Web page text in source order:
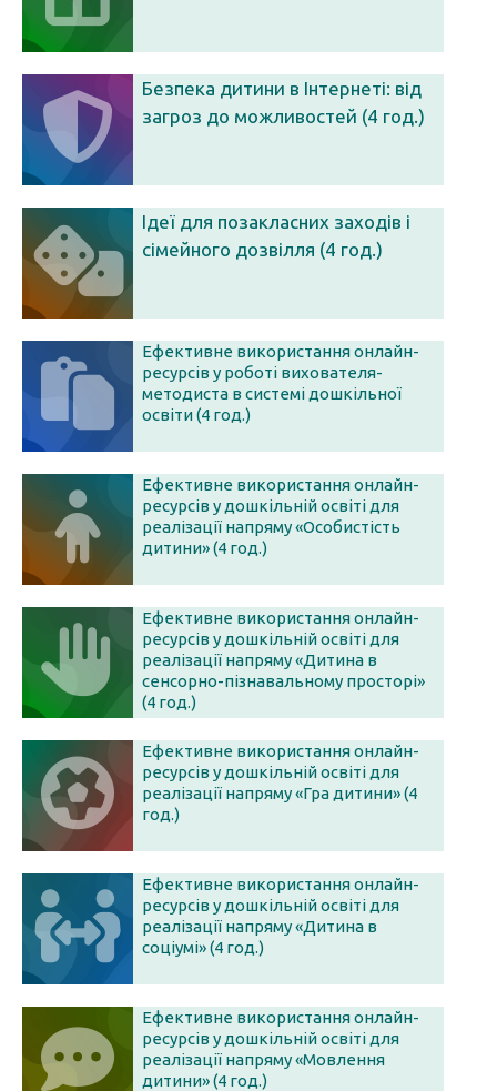
Безпека дитини в Інтернеті: від
загроз до можливостей (4 год.)
Ідеї для позакласних заходів і
сімейного дозвілля (4 год.)
Ефективне використання онлайн-
ресурсів у роботі вихователя-
методиста в системі дошкільної
освіти (4 год.)
Ефективне використання онлайн-
ресурсів у дошкільній освіті для
реалізації напряму «Особистість
дитини» (4 год.)
Ефективне використання онлайн-
ресурсів у дошкільній освіті для
реалізації напряму «Дитина в
сенсорно-пізнавальному просторі»
(4 год.)
Ефективне використання онлайн-
ресурсів у дошкільній освіті для
реалізації напряму «Гра дитини» (4
год.)
Ефективне використання онлайн-
ресурсів у дошкільній освіті для
реалізації напряму «Дитина в
соціумі» (4 год.)
Ефективне використання онлайн-
ресурсів у дошкільній освіті для
реалізації напряму «Мовлення
дитини» (4 год.)